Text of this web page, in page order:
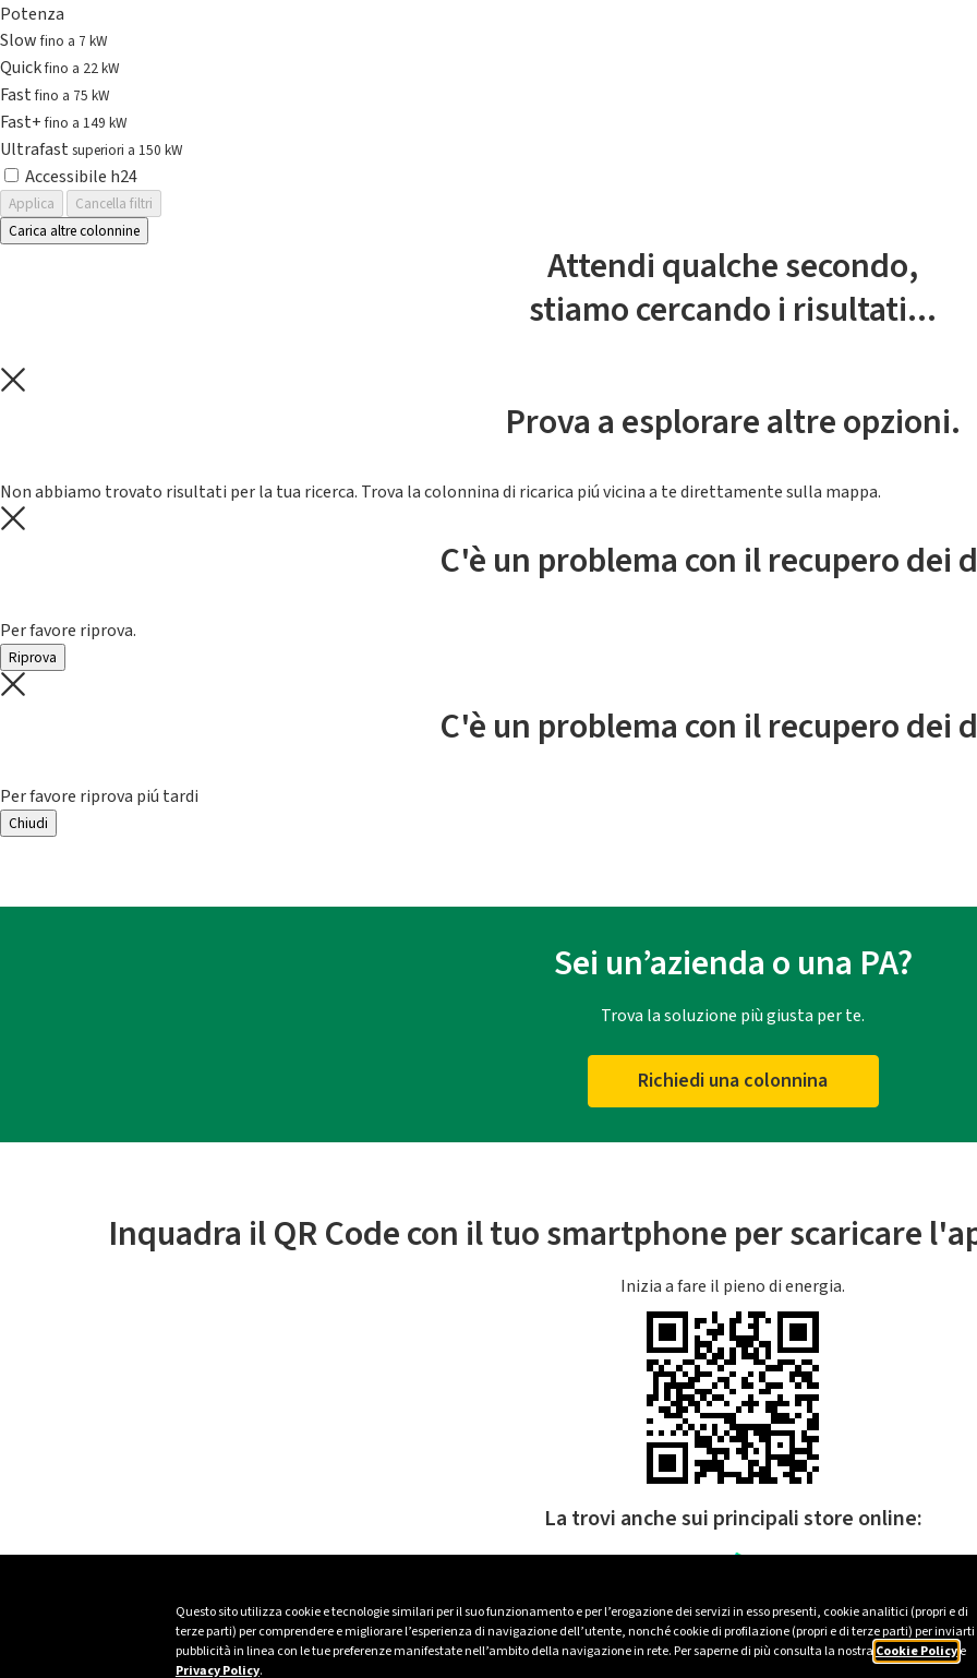
Questo sito utilizza cookie e tecnologie similari per il suo funzionamento e per l’erogazione dei servizi in esso presenti, cookie analitici (propri e di
terze parti) per comprendere e migliorare l’esperienza di navigazione dell’utente, nonché cookie di profilazione (propri e di terze parti) per inviarti
pubblicità in linea con le tue preferenze manifestate nell’ambito della navigazione in rete. Per saperne di più consulta la nostra Cookie Policye
Privacy Policy.
Potenza
Slowfino a 7 kW
Quickfino a 22 kW
Fastfino a 75 kW
Fast+fino a 149 kW
Ultrafast superiori a 150 kW
Accessibile h24
Applica
Cancella filtri
Carica altre colonnine
Attendi qualche secondo,
stiamo cercando i risultati...
Prova a esplorare altre opzioni.
Non abbiamo trovato risultati per la tua ricerca. Trova la colonnina di ricarica piú vicina a te direttamente sulla mappa.
C'è un problema con il recupero dei
Per favore riprova.
Riprova
C'è un problema con il recupero dei
Per favore riprova piú tardi
Chiudi
Sei un’azienda o una PA?
Trova la soluzione più giusta per te.
Richiedi una colonnina
Inquadra il QR Code con il tuo smartphone per scaricare
Inizia a fare il pieno di energia.
La trovi anche sui principali store online: